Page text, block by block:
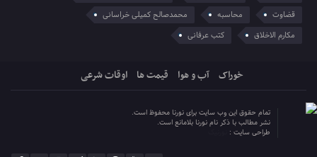
قضاوت
محاسبه
محمدصالح کمیلی خراسانی
مکارم الاخلاق
کتب عرفانی
خوراک آب و هوا قیمت ها اوقات شرعی
تمام حقوق این وب سایت برای نورنا محفوظ است.
نشر مطالب با ذکر نام نورنا بلامانع است.
طراحی سایت :